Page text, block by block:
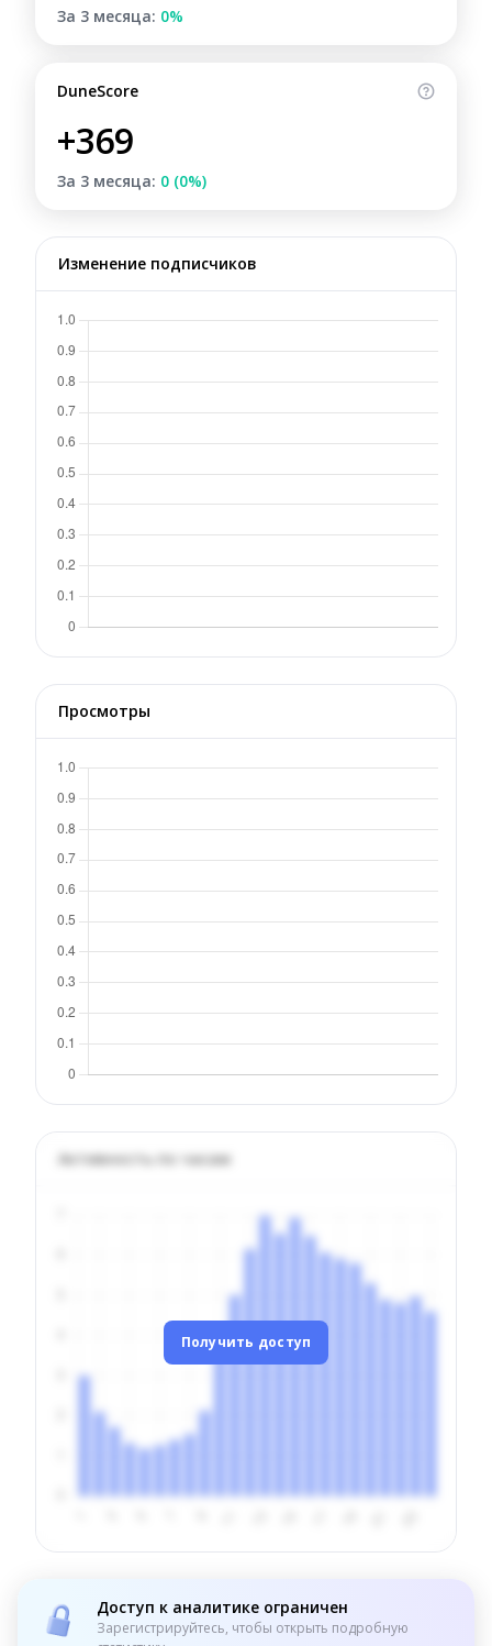
За 3 месяца: 0%
DuneScore
+369
За 3 месяца: 0 (0%)
Изменение подписчиков
Просмотры
Активность по часам
Получить доступ
Доступ к аналитике ограничен
Зарегистрируйтесь, чтобы открыть подробную